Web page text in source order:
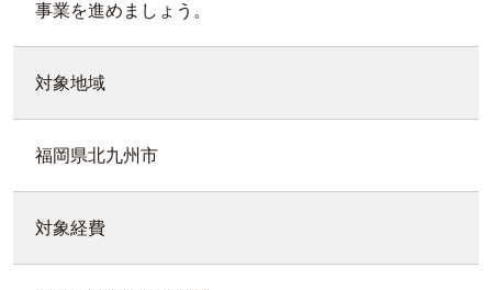
事業を進めましょう。
対象地域
福岡県北九州市
対象経費